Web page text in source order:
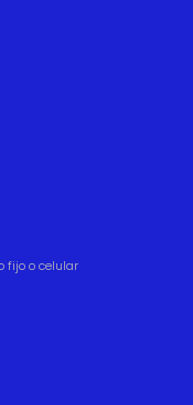
fijo o celular